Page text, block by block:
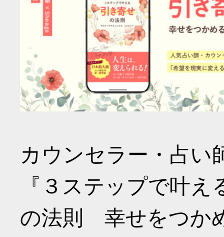
カウンセラー・占い
『３ステップで叶
の法則 幸せをつか